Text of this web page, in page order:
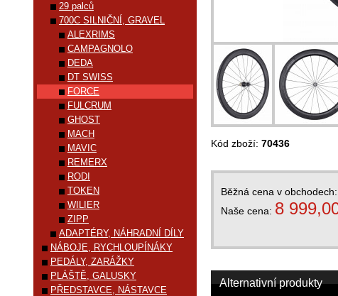
Kód zboží: 70436
Běžná cena v obchodech:
Naše cena: 8
Alternativní produkty
29 palců
700C SILNIČNÍ, GRAVEL
ALEXRIMS
CAMPAGNOLO
DEDA
DT SWISS
FORCE
FULCRUM
GHOST
MACH
MAVIC
REMERX
RODI
TOKEN
WILIER
ZIPP
ADAPTÉRY, NÁHRADNÍ DÍLY
NÁBOJE, RYCHLOUPÍNÁKY
PEDÁLY, ZARÁŽKY
PLÁŠTĚ, GALUSKY
PŘEDSTAVCE, NÁSTAVCE